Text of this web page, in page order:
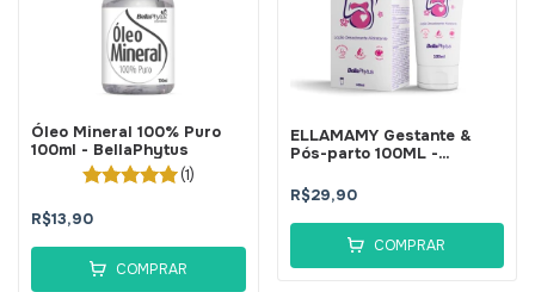
Óleo Mineral 100% Puro
100ml - BellaPhytus
(1)
R$13,90
COMPRAR
ELLAMAMY Gestante &
Pós-parto 100ML -
R$29,90
COMPRAR